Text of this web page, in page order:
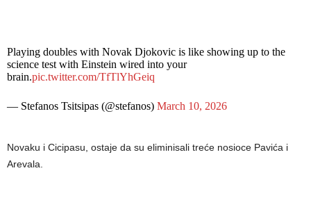
Playing doubles with Novak Djokovic is like showing up to the
science test with Einstein wired into your
brain.pic.twitter.com/TfTlYhGeiq
— Stefanos Tsitsipas (@stefanos) March 10, 2026
Novaku i Cicipasu, ostaje da su eliminisali treće nosioce Pavića i
Arevala.